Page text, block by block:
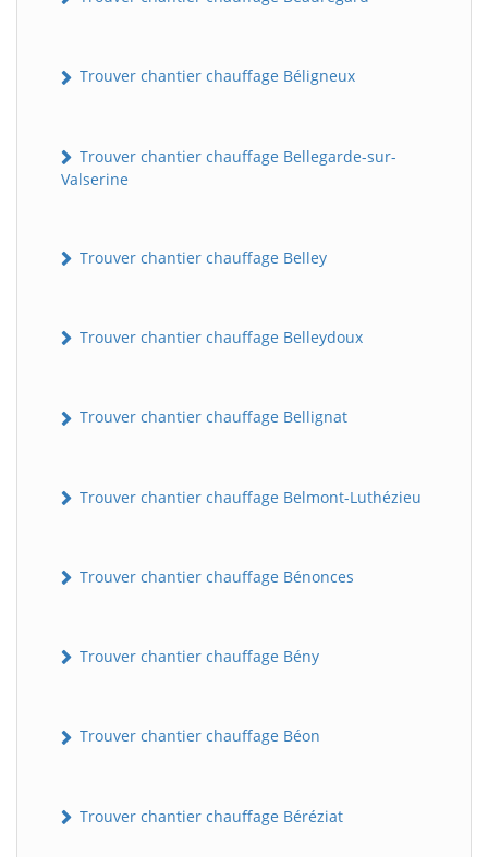
Trouver chantier chauffage Béligneux
Trouver chantier chauffage Bellegarde-sur-
Valserine
Trouver chantier chauffage Belley
Trouver chantier chauffage Belleydoux
Trouver chantier chauffage Bellignat
Trouver chantier chauffage Belmont-Luthézieu
Trouver chantier chauffage Bénonces
Trouver chantier chauffage Bény
Trouver chantier chauffage Béon
Trouver chantier chauffage Béréziat